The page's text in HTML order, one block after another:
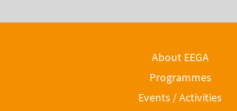
About EEGA
Programmes
Events / Activities